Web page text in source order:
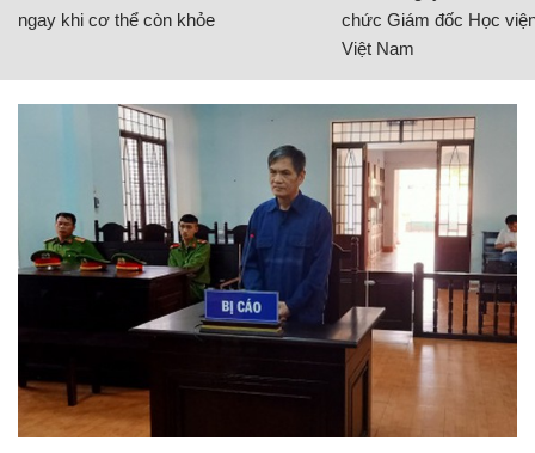
ngay khi cơ thể còn khỏe
chức Giám đốc Học
Việt Nam